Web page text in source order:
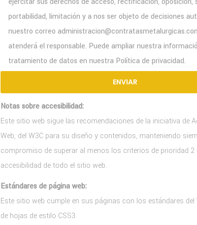
portabilidad, limitación y a nos ser objeto de decisiones
nuestro correo
atenderá el responsable. Puede ampliar nuestra
tratamiento de datos en nuestra Política de privacidad.
Notas sobre accesibilidad:
Este sitio web sigue las recomendaciones de la iniciativa de
Web, del W3C para su diseño y contenidos, manteniendo
compromiso de superar al menos los criterios de prioridad 2
accesibilidad de todo el sitio web.
Estándares de página web:
Este sitio web cumple en sus páginas con los estándares del
de hojas de estilo CSS3.